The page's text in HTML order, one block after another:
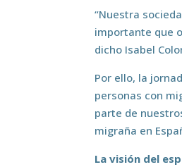
“Nuestra
importante que
dicho Isabel
Por ello, la
personas con
parte de
migraña en
La visión del